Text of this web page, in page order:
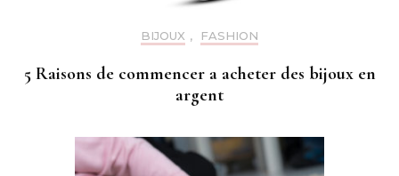
BIJOUX , FASHION
5 Raisons de commencer a acheter des bijoux en
argent